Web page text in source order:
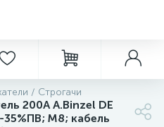
/ Строгачи
200А A.Binzel DE
М8; кабель